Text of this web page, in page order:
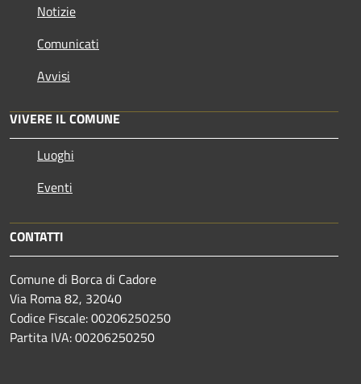
Notizie
Comunicati
Avvisi
VIVERE IL COMUNE
Luoghi
Eventi
CONTATTI
Comune di Borca di Cadore
Via Roma 82, 32040
Codice Fiscale: 00206250250
Partita IVA: 00206250250